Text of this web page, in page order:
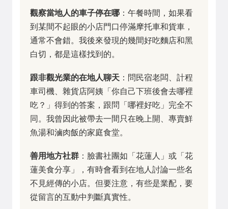
觀察當地人的車子停在哪 ：午餐時間，如果看
到某間不起眼的小店門口停滿摩托車和貨車，
通常不會錯。我後來發現的幾間好吃麵店和黑
白切，都是這樣找到的。
跟非觀光業的在地人聊天 ：問民宿老闆、計程
車司機、雜貨店阿姨「你自己下班後會去哪裡
吃？」得到的答案，跟問「哪裡好吃」完全不
同。我曾因此被帶去一間只在晚上開、專賣鮮
魚湯和滷肉飯的家庭食堂。
善用地方社群 ：臉書社團如「花蓮人」或「花
蓮美食分享」，有時會看到在地人討論一些名
不見經傳的小店。但要注意，有些是業配，要
從留言的互動中判斷真實性。